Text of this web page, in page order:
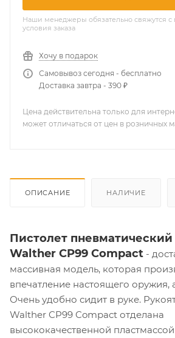
Наши менеджеры обязательно свяжутся с
условия заказа
Хочу в подарок
Самовывоз сегодня - бесплатно
Доставка завтра - 390 ₽
Цена действительна только для
может отличаться от цен в розничных
ОПИСАНИЕ НАЛИЧИЕ
Пистолет
Walther CP99 Compact -
массивная модель, которая
впечатление настоящего оружия,
Очень удобно сидит в руке.
Walther CP99 Compact отделана
высококачественной